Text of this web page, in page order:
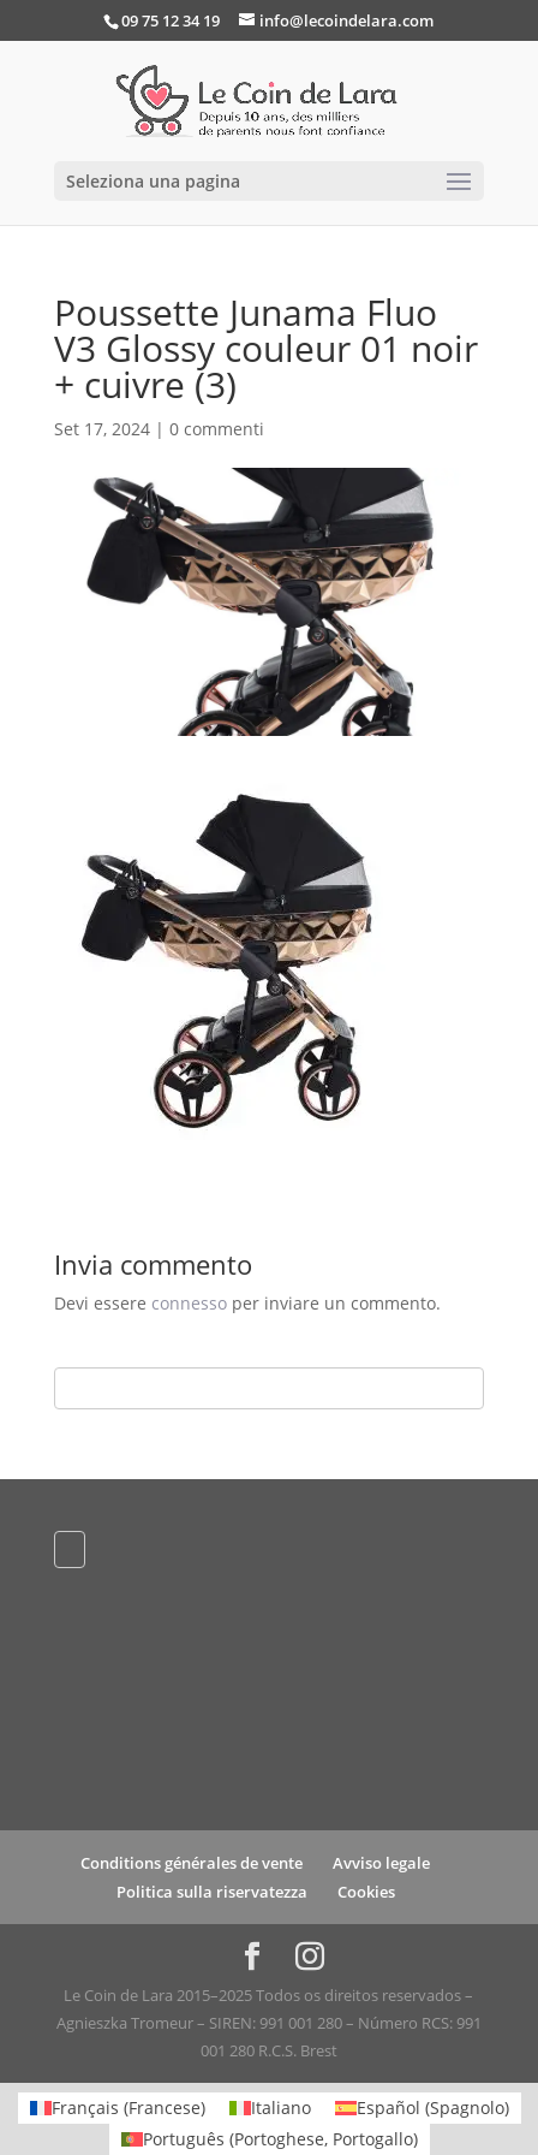
09 75 12 34 19 info@lecoindelara.com
Seleziona una pagina
Poussette Junama Fluo
V3 Glossy couleur 01 noir
+ cuivre (3)
Set 17, 2024| 0 commenti
Invia commento
Devi essere connessoper inviare un commento.
Conditions générales de vente
Avviso legale
Politica sulla riservatezza
Cookies
Le Coin de Lara 2015–2025 Todos os direitos reservados –
Agnieszka Tromeur – SIREN: 991 001 280 – Número RCS: 991
001 280 R.C.S. Brest
Français (Francese) Italiano Español (Spagnolo)
Português (Portoghese, Portogallo)